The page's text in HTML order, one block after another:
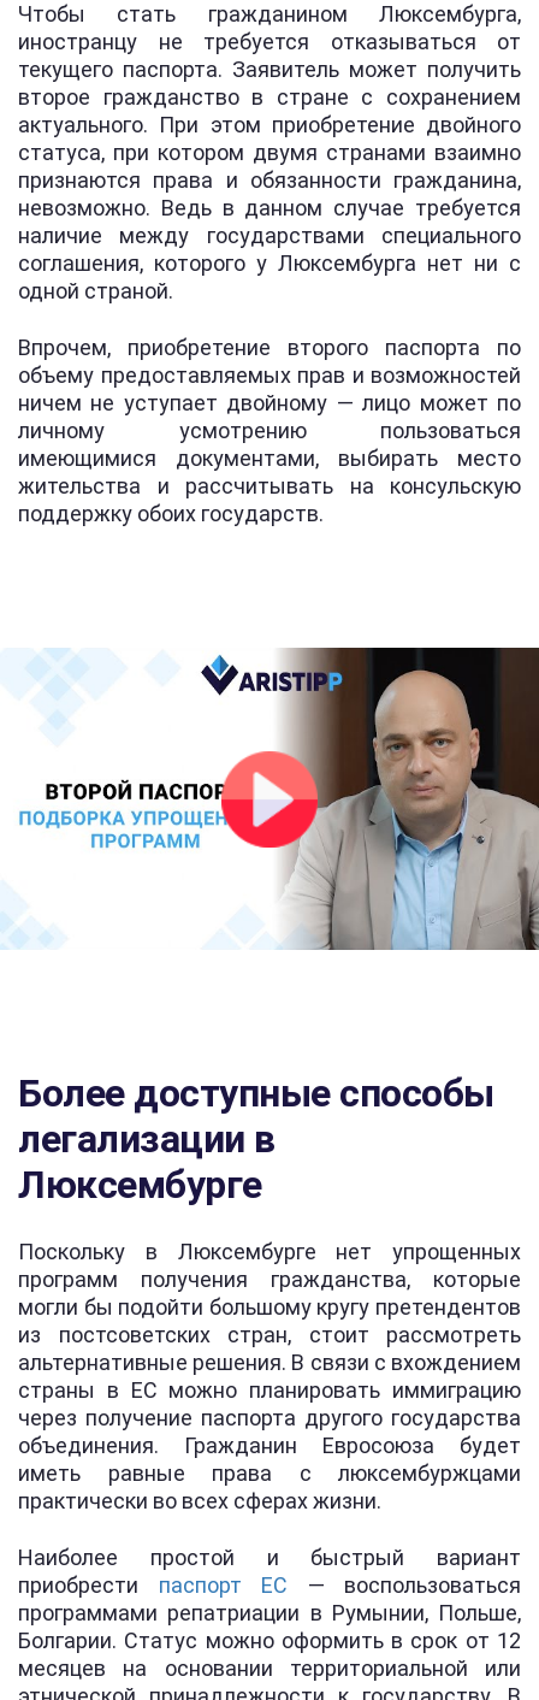
Чтобы стать гражданином Люксембурга,
иностранцу не требуется отказываться от
текущего паспорта. Заявитель может получить
второе гражданство в стране с сохранением
актуального. При этом приобретение двойного
статуса, при котором двумя странами взаимно
признаются права и обязанности гражданина,
невозможно. Ведь в данном случае требуется
наличие между государствами специального
соглашения, которого у Люксембурга нет ни с
одной страной.
Впрочем, приобретение второго паспорта по
объему предоставляемых прав и возможностей
ничем не уступает двойному — лицо может по
личному усмотрению пользоваться
имеющимися документами, выбирать место
жительства и рассчитывать на консульскую
поддержку обоих государств.
Более доступные способы
легализации в
Люксембурге
Поскольку в Люксембурге нет упрощенных
программ получения гражданства, которые
могли бы подойти большому кругу претендентов
из постсоветских стран, стоит рассмотреть
альтернативные решения. В связи с вхождением
страны в ЕС можно планировать иммиграцию
через получение паспорта другого государства
объединения. Гражданин Евросоюза будет
иметь равные права с люксембуржцами
практически во всех сферах жизни.
Наиболее простой и быстрый вариант
приобрести паспорт ЕС — воспользоваться
программами репатриации в Румынии, Польше,
Болгарии. Статус можно оформить в срок от 12
месяцев на основании территориальной или